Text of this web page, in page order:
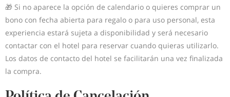
🎁 Si no aparece la opción de calendario o quieres comprar un
bono con fecha abierta para regalo o para uso personal, esta
experiencia estará sujeta a disponibilidad y será necesario
contactar con el hotel para reservar cuando quieras utilizarlo.
Los datos de contacto del hotel se facilitarán una vez finalizada
la compra.